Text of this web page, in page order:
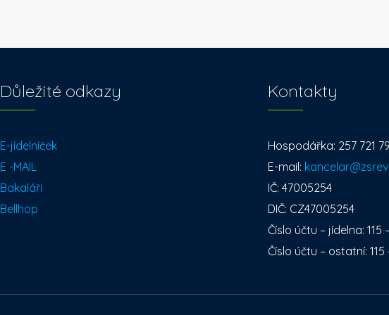
Důležité odkazy
E-jídelníček
E -MAIL
Bakaláři
Bellhop
Kontakty
Hospodářka: 257 721
E-mail:
IČ: 47005254
DIČ: CZ47005254
Číslo účtu – jídelna: 115
Číslo účtu – ostatní: